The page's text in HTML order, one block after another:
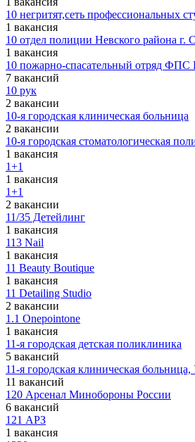
10 негритят,сеть профессиональных
1 вакансия
10 отдел полиции Невского района г.
1 вакансия
10 пожарно-спасательный отряд
7 вакансий
10 рук
2 вакансии
10-я городская клиническая больница
2 вакансии
10-я городская стоматологическая
1 вакансия
1+1
1 вакансия
1+1
2 вакансии
11/35 Детейлинг
1 вакансия
113 Nail
1 вакансия
11 Beauty Boutique
1 вакансия
11 Detailing Studio
2 вакансии
1.1 Onepointone
1 вакансия
11-я городская детская поликлиника
5 вакансий
11-я городская клиническая
11 вакансий
120 Арсенал Минобороны России
6 вакансий
121 АРЗ
1 вакансия